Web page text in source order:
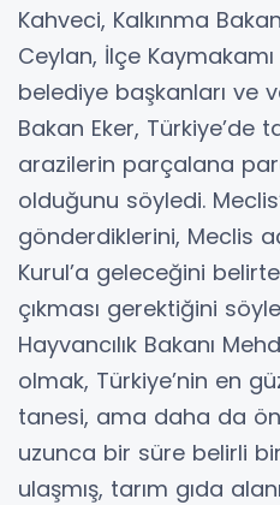
Kahveci, Kalkınma
Ceylan, İlçe
belediye başkanları ve
Bakan Eker, Türkiye’de
arazilerin parçalana
olduğunu söyledi.
gönderdiklerini, Meclis
Kurul’a geleceğini
çıkması gerektiğini
Hayvancılık Bakanı
olmak, Türkiye’nin en
tanesi, ama daha da
uzunca bir süre belirli
ulaşmış, tarım gıda